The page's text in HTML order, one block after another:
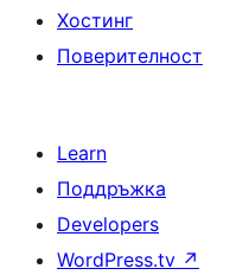
Хостинг
Поверителност
Learn
Поддръжка
Developers
WordPress.tv ↗